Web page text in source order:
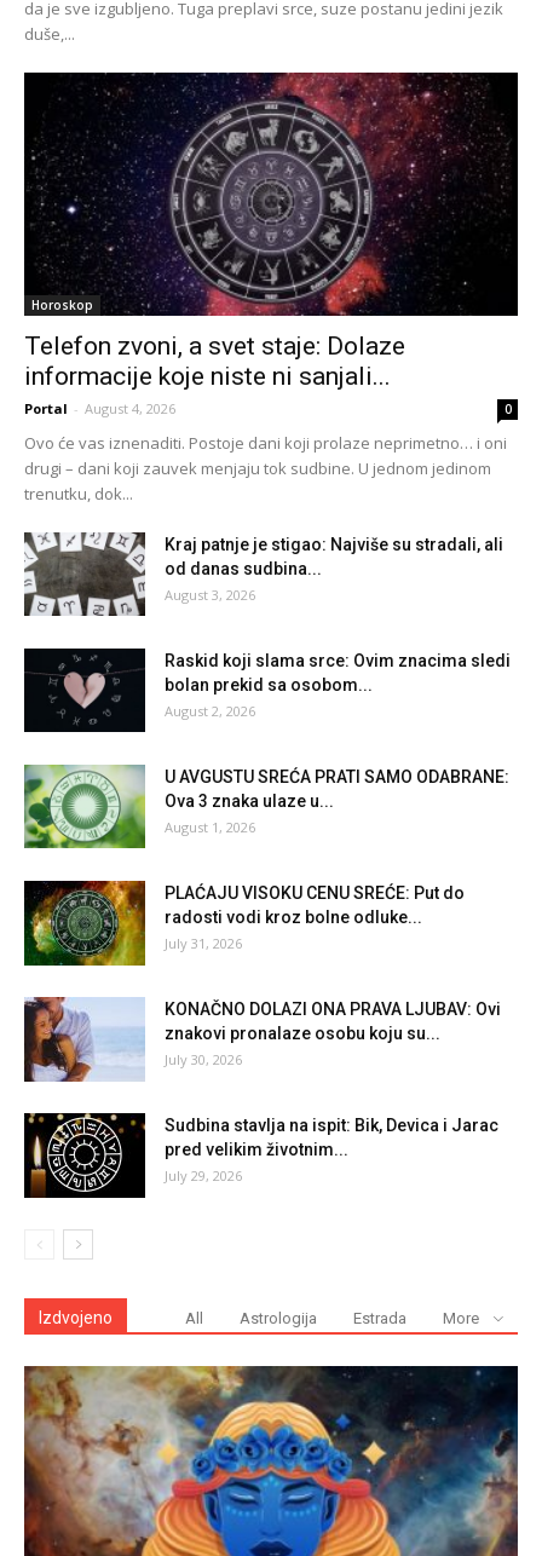
da je sve izgubljeno. Tuga preplavi srce, suze postanu jedini jezik
duše,...
Horoskop
Telefon zvoni, a svet staje: Dolaze
informacije koje niste ni sanjali...
Portal - August 4, 2026 0
Ovo će vas iznenaditi. Postoje dani koji prolaze neprimetno… i oni
drugi – dani koji zauvek menjaju tok sudbine. U jednom jedinom
trenutku, dok...
Kraj patnje je stigao: Najviše su stradali, ali
od danas sudbina...
August 3, 2026
Raskid koji slama srce: Ovim znacima sledi
bolan prekid sa osobom...
August 2, 2026
U AVGUSTU SREĆA PRATI SAMO ODABRANE:
Ova 3 znaka ulaze u...
August 1, 2026
PLAĆAJU VISOKU CENU SREĆE: Put do
radosti vodi kroz bolne odluke...
July 31, 2026
KONAČNO DOLAZI ONA PRAVA LJUBAV: Ovi
znakovi pronalaze osobu koju su...
July 30, 2026
Sudbina stavlja na ispit: Bik, Devica i Jarac
pred velikim životnim...
July 29, 2026
Izdvojeno All Astrologija Estrada More